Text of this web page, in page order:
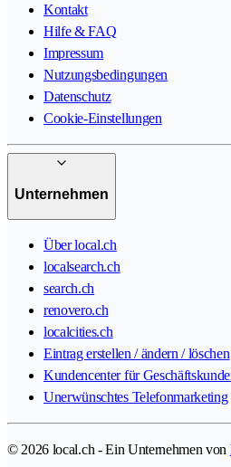
Kontakt
Hilfe & FAQ
Impressum
Nutzungsbedingungen
Datenschutz
Cookie-Einstellungen
Unternehmen
Über local.ch
localsearch.ch
search.ch
renovero.ch
localcities.ch
Eintrag erstellen / ändern / löschen
Kundencenter für
Unerwünschtes Telefonmarketing
© 2026 local.ch - Ein Unternehmen von